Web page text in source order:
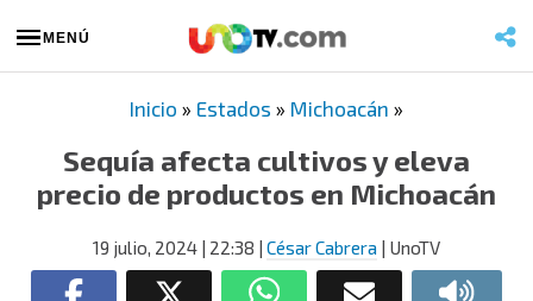
MENÚ
Inicio » Estados » Michoacán »
Sequía afecta cultivos y eleva
precio de productos en Michoacán
19 julio, 2024 | 22:38 | César Cabrera | UnoTV